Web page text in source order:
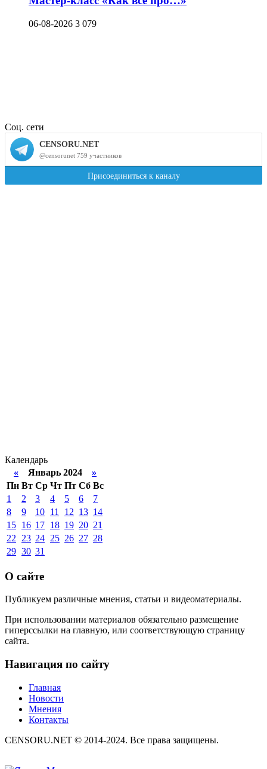
06-08-2026 3 079
Соц. сети
Календарь
« Январь 2024 »
Пн Вт Ср Чт Пт Сб Вс
1
2 3 4 5 6
7
8
9 10 11 12 13 14
15 16 17 18 19 20 21
22
23 24 25 26 27 28
29 30 31
О сайте
Публикуем различные мнения, статьи и видеоматериалы.
При использовании материалов обязательно размещение
гиперссылки на главную, или соответствующую страницу
сайта.
Навигация по сайту
Главная
Новости
Мнения
Контакты
CENSORU.NET © 2014-2024. Все права защищены.